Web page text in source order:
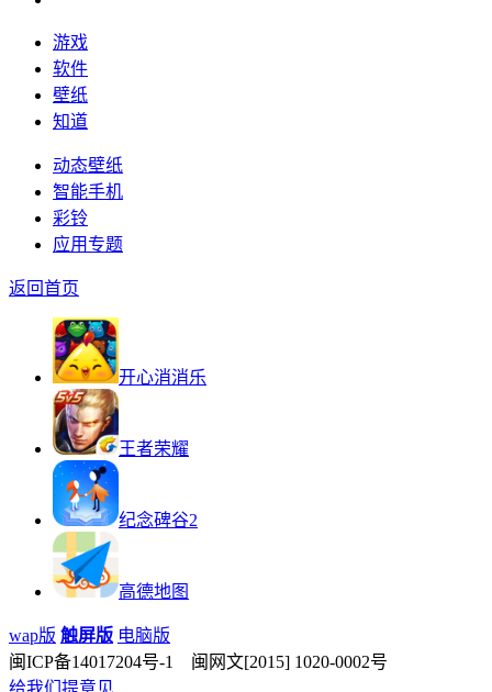
游戏
软件
壁纸
知道
动态壁纸
智能手机
彩铃
应用专题
返回首页
开心消消乐
王者荣耀
纪念碑谷2
高德地图
wap版 触屏版 电脑版
闽ICP备14017204号-1 闽网文[2015] 1020-0002号
给我们提意见